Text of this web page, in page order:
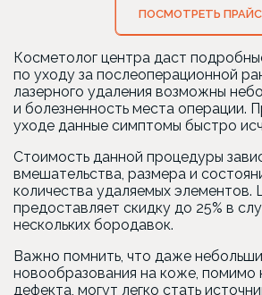
ПОСМОТРЕТЬ ПРАЙС
Косметолог центра даст
по уходу за послеоперационной
лазерного удаления возможны
и болезненность места операции.
уходе данные симптомы быстро
Стоимость данной процедуры
вмешательства, размера и
количества удаляемых элементов.
предоставляет скидку до 25% в
нескольких бородавок.
Важно помнить, что даже
новообразования на коже, помимо
дефекта, могут легко стать